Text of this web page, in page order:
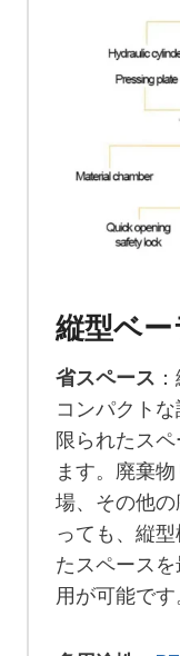
縦型ベ
省スペース
コンパクトな
限られたス
ます。廃棄
場、その他
っても、縦
たスペース
用が可能です